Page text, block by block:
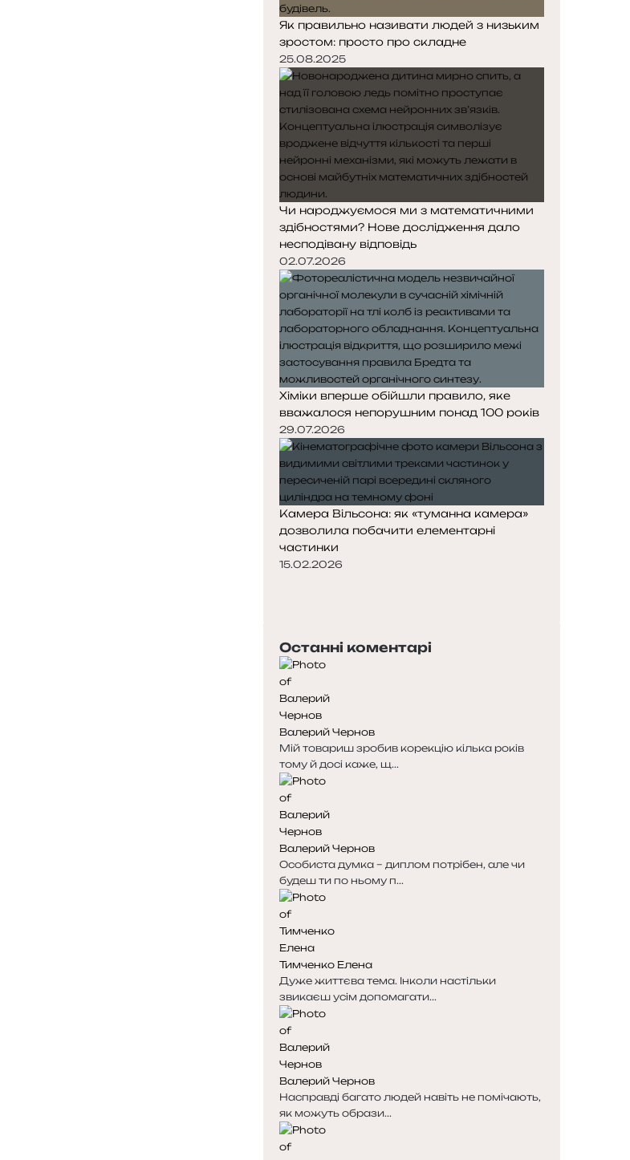
Як правильно називати людей з низьким
зростом: просто про складне
25.08.2025
Чи народжуємося ми з математичними
здібностями? Нове дослідження дало
несподівану відповідь
02.07.2026
Хіміки вперше обійшли правило, яке
вважалося непорушним понад 100 років
29.07.2026
Камера Вільсона: як «туманна камера»
дозволила побачити елементарні
частинки
15.02.2026
р
е
д
н
я
с
т
о
р
і
н
к
а
т
у
п
н
а
с
т
о
р
і
н
к
а
Останні коментарі
Валерий Чернов
Мій товариш зробив корекцію кілька років
тому й досі каже, щ...
Валерий Чернов
Особиста думка – диплом потрібен, але чи
будеш ти по ньому п...
Тимченко Елена
Дуже життєва тема. Інколи настільки
звикаєш усім допомагати...
Валерий Чернов
Насправді багато людей навіть не помічають,
як можуть образи...